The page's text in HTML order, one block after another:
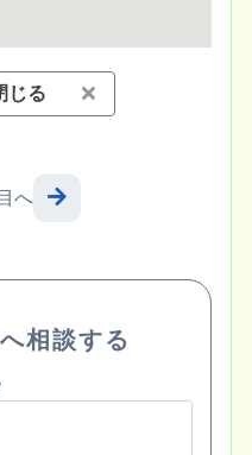
じる
へ
相談する